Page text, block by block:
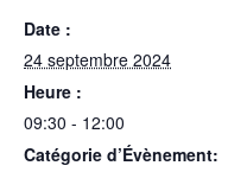
Date :
24 septembre 2024
Heure :
09:30 - 12:00
Catégorie d’Évènement: